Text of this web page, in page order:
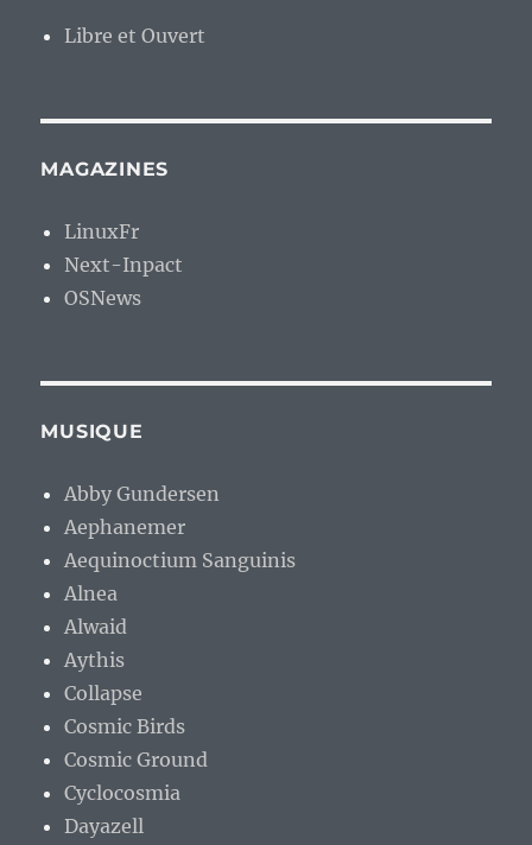
Libre et Ouvert
MAGAZINES
LinuxFr
Next-Inpact
OSNews
MUSIQUE
Abby Gundersen
Aephanemer
Aequinoctium Sanguinis
Alnea
Alwaid
Aythis
Collapse
Cosmic Birds
Cosmic Ground
Cyclocosmia
Dayazell